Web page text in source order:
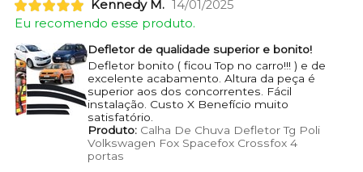
Kennedy M. 14/01/2025
Eu recomendo esse produto.
Defletor de qualidade superior e bonito!
Defletor bonito ( ficou Top no carro!!! ) e de
excelente acabamento. Altura da peça é
superior aos dos concorrentes. Fácil
instalação. Custo X Benefício muito
satisfatório.
Produto:Calha De Chuva Defletor Tg Poli
Volkswagen Fox Spacefox Crossfox 4
portas